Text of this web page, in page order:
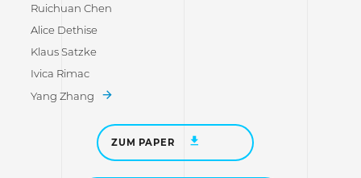
Ruichuan Chen
Alice Dethise
Klaus Satzke
Ivica Rimac
Yang Zhang
ZUM PAPER